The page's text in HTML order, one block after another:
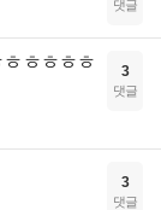
댓글
ㅎㅎㅎㅎ
3
댓글
3
댓글